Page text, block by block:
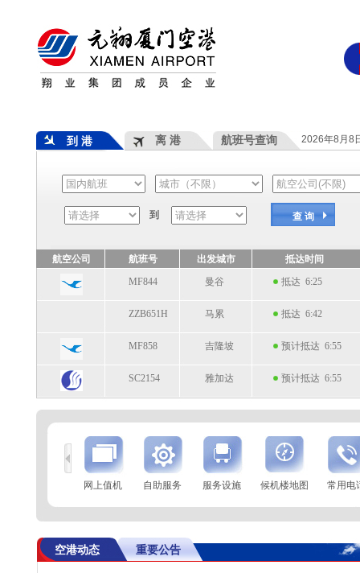
到 港 离 港 航班号查询 2026年8月8
到 查 询
航空公司 航班号 出发城市
抵达时间
MF844
曼谷 抵达 6:25
ZZB651H 马累 抵达 6:42
MF858 吉隆坡 预计抵达 6:55
SC2154 雅加达 预计抵达 6:55
到
航空公司 航班号 到达城市
起飞时间
SC2217
太原 起飞 6:45
网上值机 自助服务 服务设施 候机楼地图 常用电
空港动态 重要公告